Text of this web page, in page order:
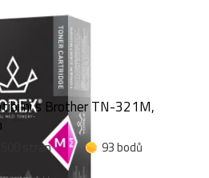
s Brother TN-321M,
1500 stran
93 bodů